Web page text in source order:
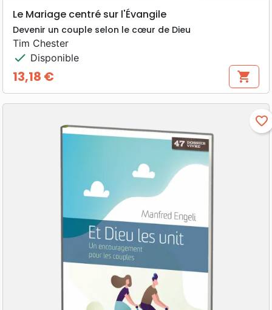
Le Mariage centré sur l'Évangile
Devenir un couple selon le cœur de Dieu
Tim Chester
check Disponible
Prix
13,18 € shopping_cart
favorite_border